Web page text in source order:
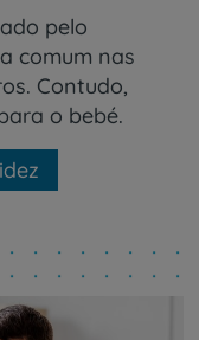
pelo
comum nas
Contudo,
o bebé.